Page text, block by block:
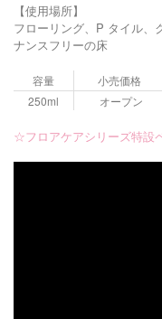
【使用場所】
フローリング、P タイル、
ナンスフリーの床
容量 小売価格
250ml
オープン
☆フロアケアシリーズ特設